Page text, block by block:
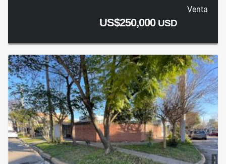
Venta
US$250,000 USD